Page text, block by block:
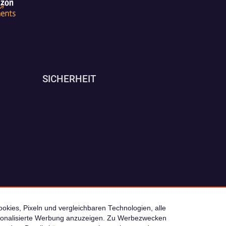
SICHERHEIT
Pixeln und vergleichbaren Technologien, alle
Werbung anzuzeigen. Zu Werbezwecken